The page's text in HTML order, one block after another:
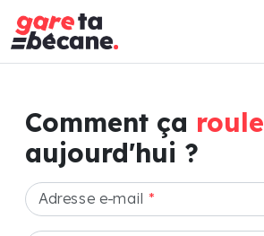
Comment ça roule
aujourd'hui ?
Adresse e-mail *